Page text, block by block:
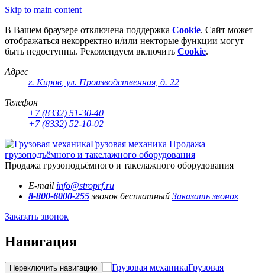
Skip to main content
В Вашем браузере отключена поддержка Cookie. Сайт может
отображаться некорректно и/или некторые функции могут
быть недоступны. Рекомендуем включить Cookie.
Адрес
г. Киров ул. Производственная, д. 22
Телефон
+7 (8332) 51-30-40
+7 (8332) 52-10-02
Грузовая механика Продажа
грузоподъёмного и такелажного оборудования
Продажа грузоподъёмного и такелажного оборудования
E-mail info@stroprf.ru
8-800-6000-255 звонок бесплатный Заказать звонок
Заказать звонок
Навигация
Переключить навигацию
Грузовая